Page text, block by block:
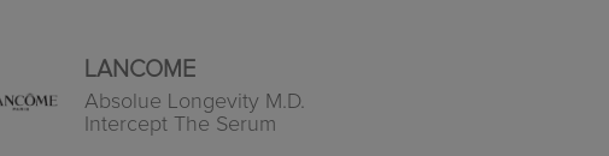
LANCOME
Absolue Longevity M.D.
Intercept The Serum